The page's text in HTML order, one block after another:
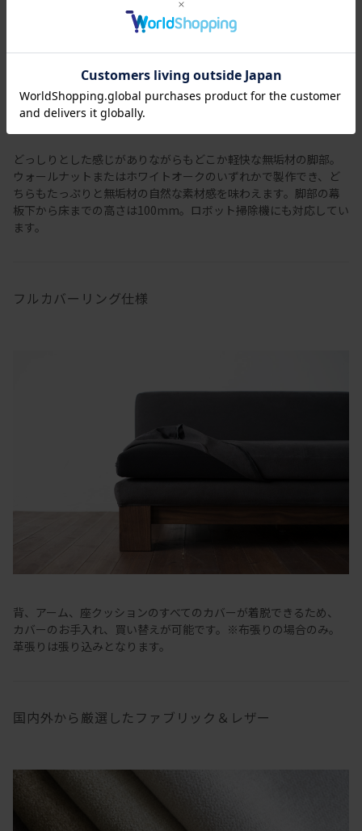
どっしりとした感じがありながらもどこか軽快な無垢材の脚部。
ウォールナットまたはホワイトオークのいずれかで製作でき、ど
ちらもたっぷりと無垢材の自然な素材感を味わえます。脚部の幕
板下から床までの高さは100mm。ロボット掃除機にも対応してい
ます。
フルカバーリング仕様
背、アーム、座クッションのすべてのカバーが着脱できるため、
カバーのお手入れ、買い替えが可能です。※布張りの場合のみ。
革張りは張り込みとなります。
国内外から厳選したファブリック＆レザー